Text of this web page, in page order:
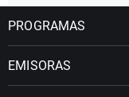
PROGRAMAS
EMISORAS